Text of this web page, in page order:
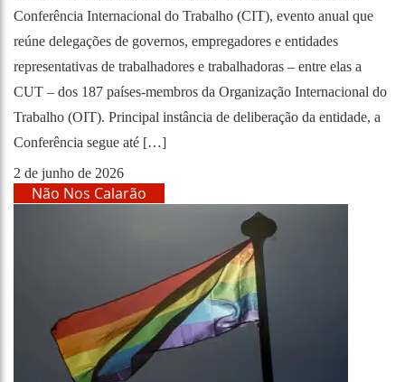
Conferência Internacional do Trabalho (CIT), evento anual que
reúne delegações de governos, empregadores e entidades
representativas de trabalhadores e trabalhadoras – entre elas a
CUT – dos 187 países-membros da Organização Internacional do
Trabalho (OIT). Principal instância de deliberação da entidade, a
Conferência segue até […]
2 de junho de 2026
Não Nos Calarão